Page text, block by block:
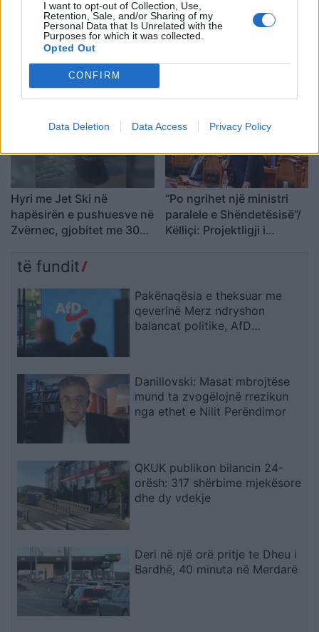
I want to opt-out of Collection, Use,
Retention, Sale, and/or Sharing of my
Personal Data that Is Unrelated with the
Purposes for which it was collected.
Opted Out
CONFIRM
Data Deletion Data Access Privacy Policy
Horoskopi 7 Gusht 2026/
Çfarë kanë rezervuar yjet
për secilën shenjë?
Nga gëzimi i dasmës te
Çetaj gjendet i pajetë në
Hyri me Jet Ski në
hapësirën e pushuesve në
Zvërnec, gjobitet me 300
“Po ngrihet një ministri
paralele e Shëndetësisë”/
Këlliçi: Projektligji i
të fundit
Pakënaqësia e theksuar me
qeverinë Merz ndryshon
balancat politike, AfD
Danillovski: Masat mbrojtëse
mund ta zvogëlojnë rrezikun
nga ethet e Nilit Perëndimor
QKUK publikon bilancin 24-
orësh: 317 shërbime mjekësore
dhe dy vdekje
Deri në një orë pritje te Dheu i
Bardhë, 40 minuta në Merdarë